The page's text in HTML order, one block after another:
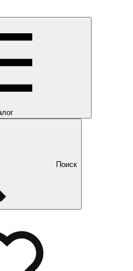
Поиск
оформлена